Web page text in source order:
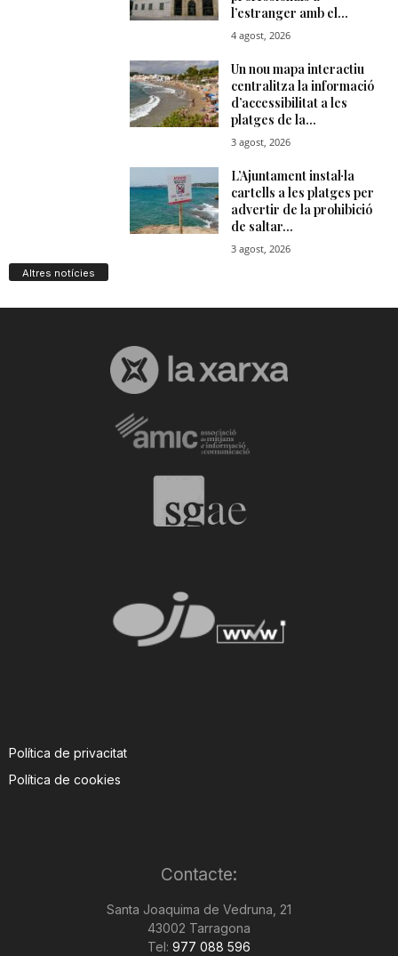
Altres notícies
Política de privacitat
Política de cookies
Contacte:
Santa Joaquima de Vedruna, 21
43002 Tarragona
Tel: 977 088 596